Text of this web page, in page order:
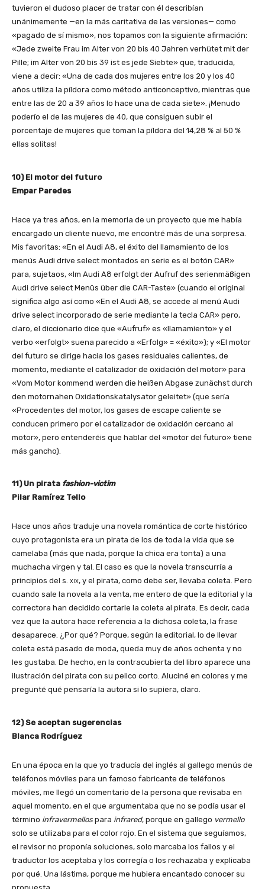
tuvieron el dudoso placer de tratar con él describían
unánimemente —en la más caritativa de las versiones— como
«pagado de sí mismo», nos topamos con la siguiente afirmación:
«Jede zweite Frau im Alter von 20 bis 40 Jahren verhütet mit der
Pille; im Alter von 20 bis 39 ist es jede Siebte» que, traducida,
viene a decir: «Una de cada dos mujeres entre los 20 y los 40
años utiliza la píldora como método anticonceptivo, mientras que
entre las de 20 a 39 años lo hace una de cada siete». ¡Menudo
poderío el de las mujeres de 40, que consiguen subir el
porcentaje de mujeres que toman la píldora del 14,28 % al 50 %
ellas solitas!
10) El motor del futuro
Empar Paredes
Hace ya tres años, en la memoria de un proyecto que me había
encargado un cliente nuevo, me encontré más de una sorpresa.
Mis favoritas: «En el Audi A8, el éxito del llamamiento de los
menús Audi drive select montados en serie es el botón CAR»
para, sujetaos, «Im Audi A8 erfolgt der Aufruf des serienmäßigen
Audi drive select Menüs über die CAR-Taste» (cuando el original
significa algo así como «En el Audi A8, se accede al menú Audi
drive select incorporado de serie mediante la tecla CAR» pero,
claro, el diccionario dice que «Aufruf» es «llamamiento» y el
verbo «erfolgt» suena parecido a «Erfolg» = «éxito»); y «El motor
del futuro se dirige hacia los gases residuales calientes, de
momento, mediante el catalizador de oxidación del motor» para
«Vom Motor kommend werden die heißen Abgase zunächst durch
den motornahen Oxidationskatalysator geleitet» (que sería
«Procedentes del motor, los gases de escape caliente se
conducen primero por el catalizador de oxidación cercano al
motor», pero entenderéis que hablar del «motor del futuro» tiene
más gancho).
11) Un pirata fashion-victim
Pilar Ramírez Tello
Hace unos años traduje una novela romántica de corte histórico
cuyo protagonista era un pirata de los de toda la vida que se
camelaba (más que nada, porque la chica era tonta) a una
muchacha virgen y tal. El caso es que la novela transcurría a
principios del s. xix, y el pirata, como debe ser, llevaba coleta. Pero
cuando sale la novela a la venta, me entero de que la editorial y la
correctora han decidido cortarle la coleta al pirata. Es decir, cada
vez que la autora hace referencia a la dichosa coleta, la frase
desaparece. ¿Por qué? Porque, según la editorial, lo de llevar
coleta está pasado de moda, queda muy de años ochenta y no
les gustaba. De hecho, en la contracubierta del libro aparece una
ilustración del pirata con su pelico corto. Aluciné en colores y me
pregunté qué pensaría la autora si lo supiera, claro.
12) Se aceptan sugerencias
Blanca Rodríguez
En una época en la que yo traducía del inglés al gallego menús de
teléfonos móviles para un famoso fabricante de teléfonos
móviles, me llegó un comentario de la persona que revisaba en
aquel momento, en el que argumentaba que no se podía usar el
término infravermellos para infrared, porque en gallego vermello
solo se utilizaba para el color rojo. En el sistema que seguíamos,
el revisor no proponía soluciones, solo marcaba los fallos y el
traductor los aceptaba y los corregía o los rechazaba y explicaba
por qué. Una lástima, porque me hubiera encantado conocer su